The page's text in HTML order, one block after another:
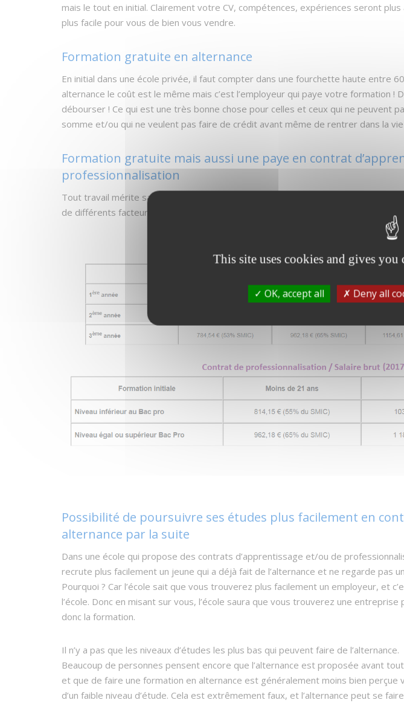
mais le tout en initial. Clairement votre CV, compétences, expériences seront
plus facile pour vous de bien vous vendre.
Formation gratuite en alternance
En initial dans une école privée, il faut compter dans une fourchette haute entre
alternance le coût est le même mais c’est l’employeur qui paye votre formation !
débourser ! Ce qui est une très bonne chose pour celles et ceux qui ne peuvent
somme et/ou qui ne veulent pas faire de crédit avant même de rentrer dans la
Formation gratuite mais aussi une paye en contrat
professionnalisation
Tout travail mérite salaire ! Vous aurez donc un salaire également. Il est moins
de différents facteurs. Voir ci-dessous le salaire en fonction des différents critères.
Possibilité de poursuivre ses études plus facilement en
alternance par la suite
Dans une école qui propose des contrats d’apprentissage et/ou de
recrute plus facilement un jeune qui a déjà fait de l’alternance et ne regarde pas
Pourquoi ? Car l’école sait que vous trouverez plus facilement un employeur, et
l’école. Donc en misant sur vous, l’école saura que vous trouverez une entreprise
donc la formation.
Il n’y a pas que les niveaux d’études les plus bas qui peuvent faire de l’alternance.
Beaucoup de personnes pensent encore que l’alternance est proposée avant
et que de faire une formation en alternance est généralement moins bien perçue
d’un faible niveau d’étude. Cela est extrêmement faux, et l’alternance peut se
This site uses cookies and gives
OK, accept all Deny all